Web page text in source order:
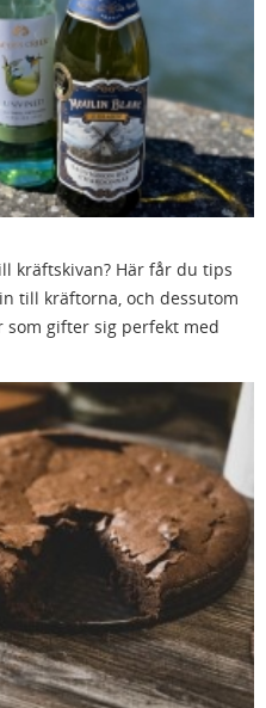
kräftskivan? Här får du tips
till kräftorna, och dessutom
gifter sig perfekt med